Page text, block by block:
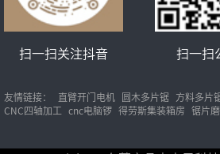
扫一扫关注抖音 扫一扫
友情链接： 直臂开门电机 圆木多片锯 方料多片
CNC四轴加工 cnc电脑锣 得劳斯集装箱房 锯片